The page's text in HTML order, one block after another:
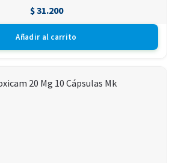
$31.200
Añadir al carrito